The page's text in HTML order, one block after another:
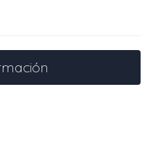
parte de su patrimonio
su base
patrimonio más ligero,
directamente.